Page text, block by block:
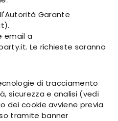
Garante
email a
Le richieste saranno
di tracciamento
sicurezza e analisi (vedi
dei cookie avviene previa
tramite banner